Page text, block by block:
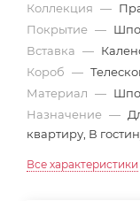
Коллекция —
Покрытие —
Вставка —
Короб —
Материал —
Назначение —
квартиру, В
Все характеристики